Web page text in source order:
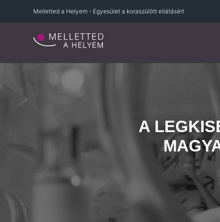
Melletted a Helyem - Egyesület a koraszülött ellátásért
A